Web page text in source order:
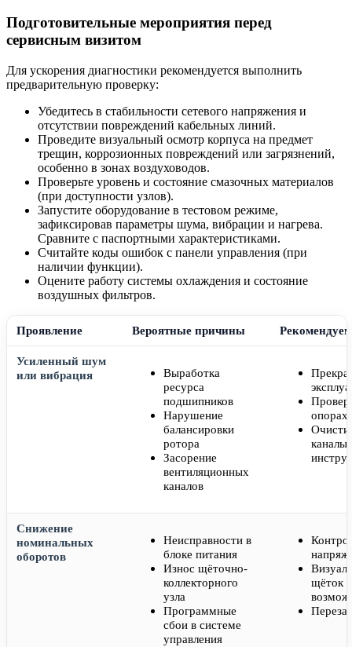
Подготовительные мероприятия перед
сервисным визитом
Для ускорения диагностики рекомендуется выполнить
предварительную проверку:
Убедитесь в стабильности сетевого напряжения и
отсутствии повреждений кабельных линий.
Проведите визуальный осмотр корпуса на предмет
трещин, коррозионных повреждений или загрязнений,
особенно в зонах воздуховодов.
Проверьте уровень и состояние смазочных материалов
(при доступности узлов).
Запустите оборудование в тестовом режиме,
зафиксировав параметры шума, вибрации и нагрева.
Сравните с паспортными характеристиками.
Считайте коды ошибок с панели управления (при
наличии функции).
Оцените работу системы охлаждения и состояние
воздушных фильтров.
Проявление Вероятные причины
Усиленный шум
или вибрация
Выработка
ресурса
подшипников
Нарушение
балансировки
ротора
Засорение
вентиляционных
каналов
опорах
каналы
Снижение
номинальных
оборотов
Неисправности в
блоке питания
Износ щёточно-
коллекторного
узла
Программные
сбои в системе
управления
щёток